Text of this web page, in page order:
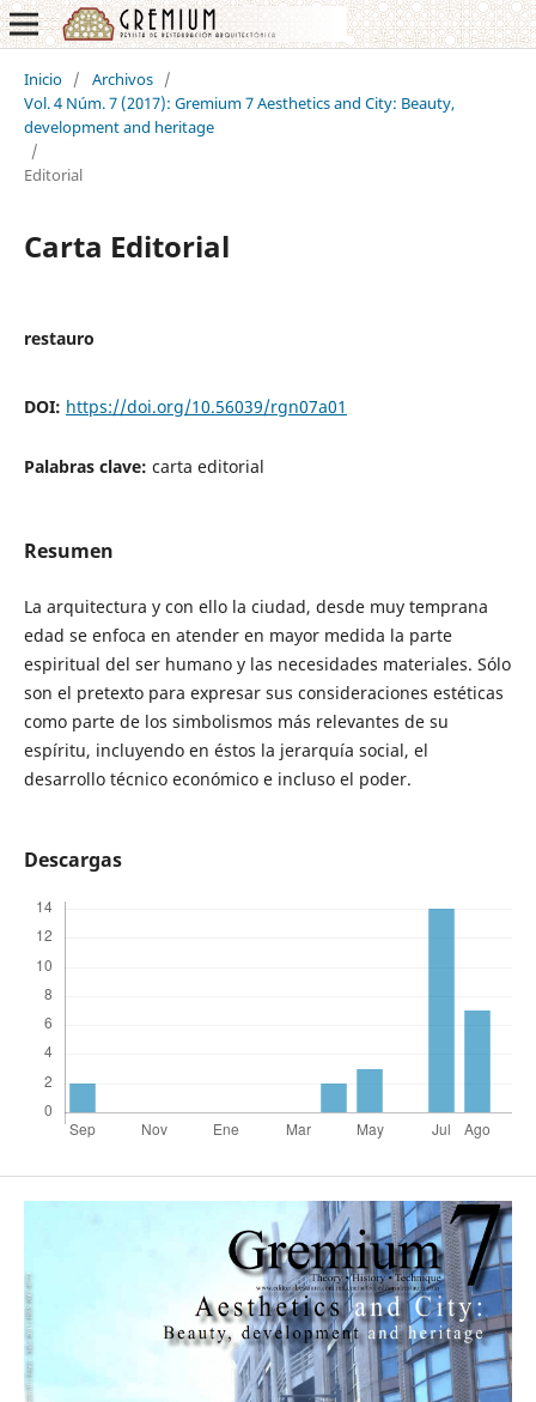
Inicio / Archivos /
Vol. 4 Núm. 7 (2017): Gremium 7 Aesthetics and City: Beauty,
development and heritage
/
Editorial
Carta Editorial
restauro
DOI: https://doi.org/10.56039/rgn07a01
Palabras clave: carta editorial
Resumen
La arquitectura y con ello la ciudad, desde muy temprana
edad se enfoca en atender en mayor medida la parte
espiritual del ser humano y las necesidades materiales. Sólo
son el pretexto para expresar sus consideraciones estéticas
como parte de los simbolismos más relevantes de su
espíritu, incluyendo en éstos la jerarquía social, el
desarrollo técnico económico e incluso el poder.
Descargas